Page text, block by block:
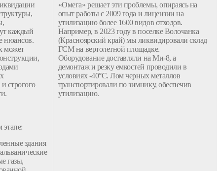
каждый
нюансов.
может
строгого
здания
газы,
«Омега» решает эти проблемы, опираясь на
опытработы с 2009 года и лицензии на
утилизациюболее 1600 видов отходов.
Например, в 2023 году в поселке Волочанка
(Красноярский край) мы ликвидировали склад
ГСМ на вертолетной площадке.
Оборудованиедоставляли на Ми-8, а
демонтажи резку емкостей проводили в
условиях -40°C.Ломчерныхметаллов
транспортировали по зимнику, обеспечив
утилизацию.